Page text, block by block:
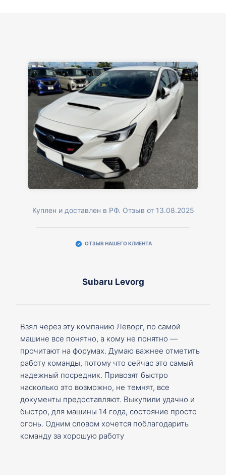
Куплен и доставлен в РФ. Отзыв от 13.08.2025
ОТЗЫВ НАШЕГО КЛИЕНТА
Subaru Levorg
Взял через эту компанию Леворг, по самой
машине все понятно, а кому не понятно —
прочитают на форумах. Думаю важнее отметить
работу команды, потому что сейчас это самый
надежный посредник. Привозят быстро
насколько это возможно, не темнят, все
документы предоставляют. Выкупили удачно и
быстро, для машины 14 года, состояние просто
огонь. Одним словом хочется поблагодарить
команду за хорошую работу